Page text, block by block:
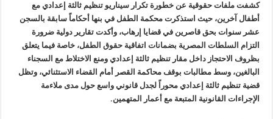
كشفت ملفات حقوقية عن خطورة تكرار سيناريو تنظيم ثالثة إعدادي مع
أطفال آخرين، حيث استذكرت محكمة الطفل في بنها أحكاماً سابقة بالسجن
عشر سنوات بحق قاصرين في قضايا إرهاب، وأكدت تقارير دولية ضرورة
التزام السلطات المصرية بضمانات اتفاقية حقوق الطفل، خاصة فيما يتعلق
بظروف الاحتجاز داخل مقار تنظيم ثالثة إعدادي ومنع الاختلاط مع السجناء
البالغين، وسط مطالبات بوقف محاكمة القصر أمام القضاء الاستثنائي، وتظل
قضية تنظيم ثالثة إعدادي محوراً
لجدل قانوني واسع حول مدى ملاءمة
الإجراءات القانونية المتبعة مع أعمار
المتهمين.